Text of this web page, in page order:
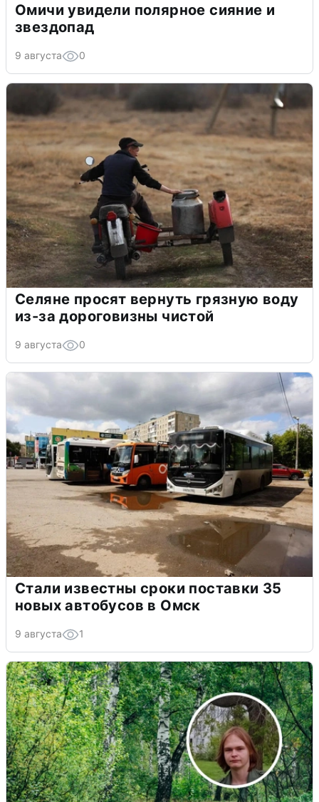
Омичи увидели полярное сияние и
звездопад
9 августа 0
Селяне просят вернуть грязную воду
из-за дороговизны чистой
9 августа 0
Стали известны сроки поставки 35
новых автобусов в Омск
9 августа 1